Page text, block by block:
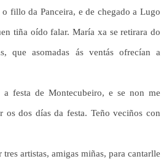
fillo da Panceira, e de chegado a Lugo
tiña oído falar. María xa se retirara do
que asomadas ás ventás ofrecían a
festa de Montecubeiro, e se non me
os dos días da festa. Teño veciños con
artistas, amigas miñas, para cantarlle